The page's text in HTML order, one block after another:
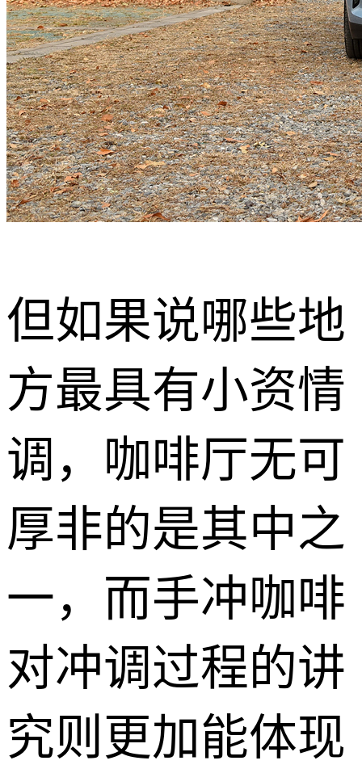
但如果说哪些地
方最具有小资情
调，咖啡厅无可
厚非的是其中之
一，而手冲咖啡
对冲调过程的讲
究则更加能体现